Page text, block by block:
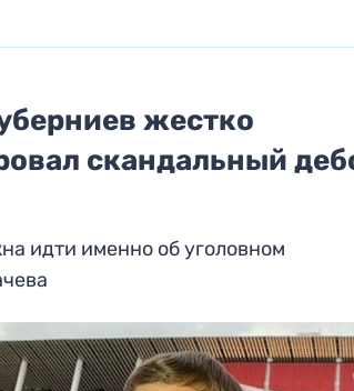
жестко
скандальный
идти именно об уголовном